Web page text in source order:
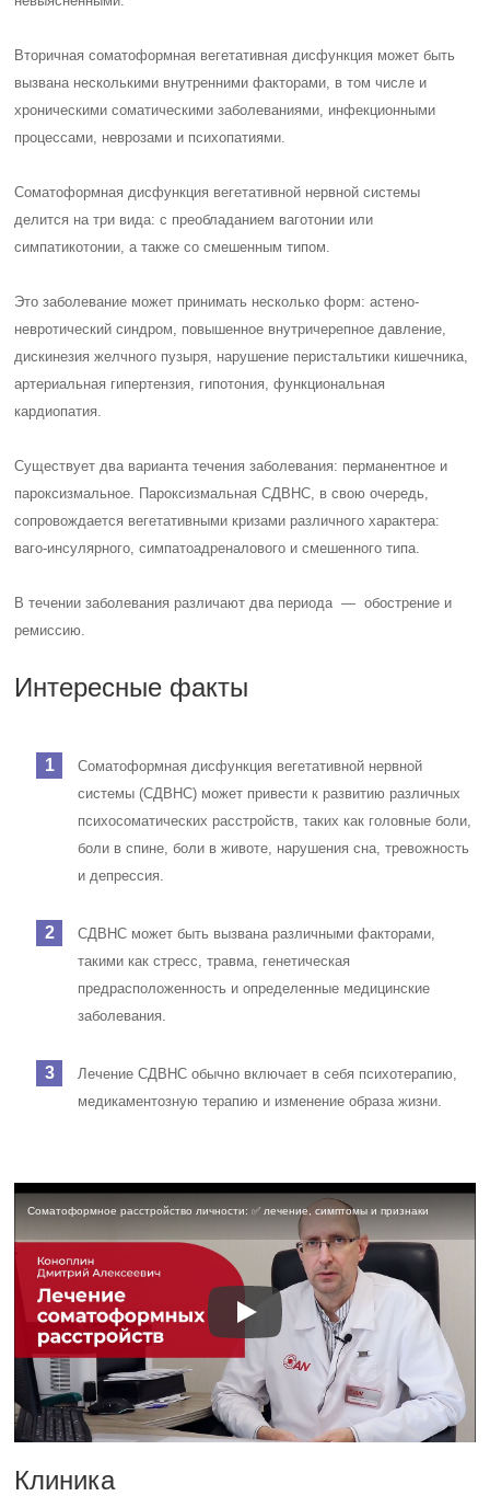
Вторичная соматоформная вегетативная дисфункция может быть
вызвана несколькими внутренними факторами, в том числе и
хроническими соматическими заболеваниями, инфекционными
процессами, неврозами и психопатиями.
Соматоформная дисфункция вегетативной нервной системы
делится на три вида: с преобладанием ваготонии или
симпатикотонии, а также со смешенным типом.
Это заболевание может принимать несколько форм: астено-
невротический синдром, повышенное внутричерепное давление,
дискинезия желчного пузыря, нарушение перистальтики кишечника,
артериальная гипертензия, гипотония, функциональная
кардиопатия.
Существует два варианта течения заболевания: перманентное и
пароксизмальное. Пароксизмальная СДВНС, в свою очередь,
сопровождается вегетативными кризами различного характера:
ваго-инсулярного, симпатоадреналового и смешенного типа.
В течении заболевания различают два периода — обострение и
ремиссию.
Интересные факты
Соматоформная дисфункция вегетативной нервной
системы (СДВНС) может привести к развитию различных
психосоматических расстройств, таких как головные боли,
боли в спине, боли в животе, нарушения сна, тревожность
и депрессия.
СДВНС может быть вызвана различными факторами,
такими как стресс, травма, генетическая
предрасположенность и определенные медицинские
заболевания.
Лечение СДВНС обычно включает в себя психотерапию,
медикаментозную терапию и изменение образа жизни.
Соматоформное расстройство личности: ✅ лечение, симптомы и признаки
Клиника